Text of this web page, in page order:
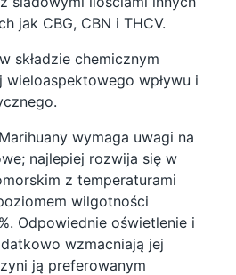
jak CBG, CBN i THCV.
składzie chemicznym
wpływu i
wymaga uwagi na
najlepiej rozwija się w
z temperaturami
wilgotności
Odpowiednie oświetlenie i
wzmacniają jej
ją preferowanym